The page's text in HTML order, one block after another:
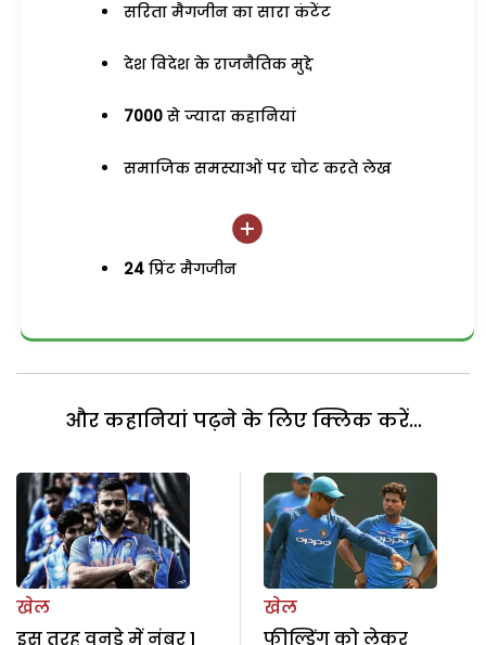
सरिता मैगजीन का सारा कंटेंट
देश विदेश के राजनैतिक मुद्दे
7000 से ज्यादा कहानियां
समाजिक समस्याओं पर चोट करते लेख
24 प्रिंट मैगजीन
और कहानियां पढ़ने के लिए क्लिक करें...
खेल
इस तरह वनडे में नंबर 1
खेल
फील्डिंग को लेकर